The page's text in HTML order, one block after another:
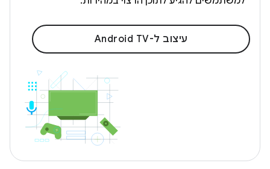
עיצוב ל-Android TV